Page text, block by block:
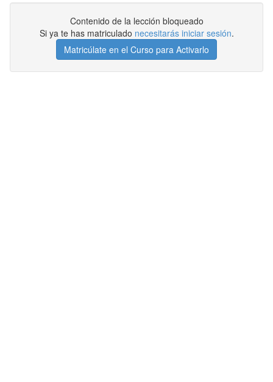
Contenido de la lección bloqueado
Si ya te has matriculado necesitarás iniciar sesión.
Matricúlate en el Curso para Activarlo